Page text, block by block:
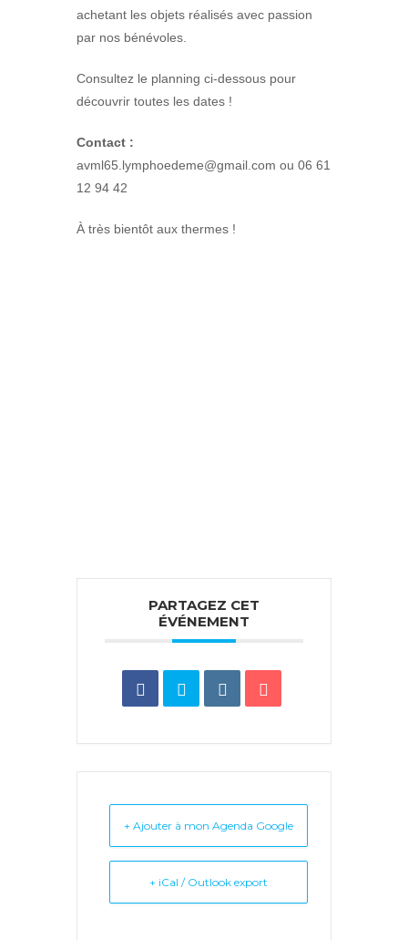
achetant les objets réalisés avec passion
par nos bénévoles.
Consultez le planning ci-dessous pour
découvrir toutes les dates !
Contact :
avml65.lymphoedeme@gmail.com ou 06 61
12 94 42
À très bientôt aux thermes !
PARTAGEZ CET
ÉVÉNEMENT
+ Ajouter à mon Agenda Google
+ iCal / Outlook export